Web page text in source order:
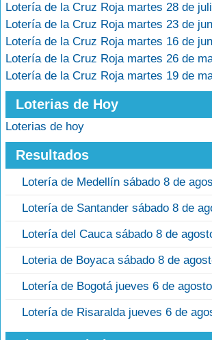
Lotería de la Cruz Roja martes 28 de
Lotería de la Cruz Roja martes 23 de
Lotería de la Cruz Roja martes 16 de
Lotería de la Cruz Roja martes 26 de
Lotería de la Cruz Roja martes 19 de
Loterias de Hoy
Loterias de hoy
Resultados
Lotería de Medellín sábado 8 de
Lotería de Santander sábado 8 de
Lotería del Cauca sábado 8 de
Loteria de Boyaca sábado 8 de
Lotería de Bogotá jueves 6 de
Lotería de Risaralda jueves 6 de